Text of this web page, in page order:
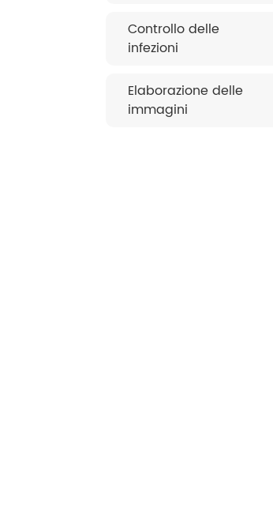
Controllo delle
infezioni
Elaborazione delle
immagini